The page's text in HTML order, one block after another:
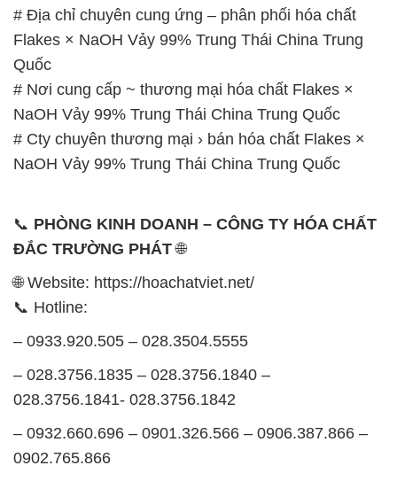
# Địa chỉ chuyên cung ứng – phân phối hóa chất
Flakes × NaOH Vảy 99% Trung Thái China Trung
Quốc
# Nơi cung cấp ~ thương mại hóa chất Flakes ×
NaOH Vảy 99% Trung Thái China Trung Quốc
# Cty chuyên thương mại › bán hóa chất Flakes ×
NaOH Vảy 99% Trung Thái China Trung Quốc
📞 PHÒNG KINH DOANH – CÔNG TY HÓA CHẤT
ĐẮC TRƯỜNG PHÁT🌐
🌐 Website: https://hoachatviet.net/
📞 Hotline:
– 0933.920.505 – 028.3504.5555
– 028.3756.1835 – 028.3756.1840 –
028.3756.1841- 028.3756.1842
– 0932.660.696 – 0901.326.566 – 0906.387.866 –
0902.765.866